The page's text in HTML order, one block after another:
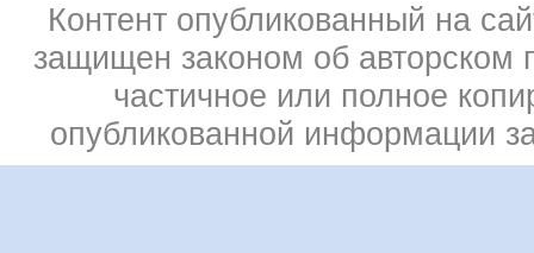
Контент опубликованный на
защищен законом об авторском
частичное или полное
опубликованной информации